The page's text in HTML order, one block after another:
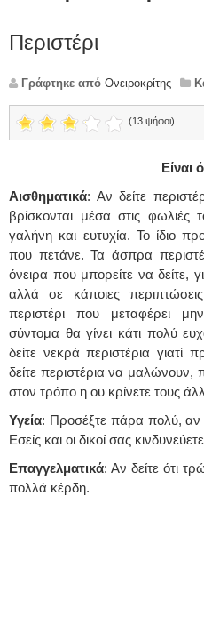
Περιστέρι
Γράφτηκε από Ονειροκρίτης
(13 ψήφοι)
Είναι
Αισθηματικά: Αν δείτε
βρίσκονται μέσα στις φωλιές
γαλήνη και ευτυχία. Το ίδιο
που πετάνε. Τα άσπρα
όνειρα που μπορείτε να δείτε,
αλλά σε κάποιες
περιστέρι που μεταφέρει
σύντομα θα γίνει κάτι πολύ
δείτε νεκρά περιστέρια γιατί
δείτε περιστέρια να μαλώνουν,
στον τρόπο η ου κρίνετε τους
Υγεία: Προσέξτε πάρα πολύ, αν
Εσείς και οι δικοί σας
Επαγγελματικά: Αν δείτε ότι
πολλά κέρδη.